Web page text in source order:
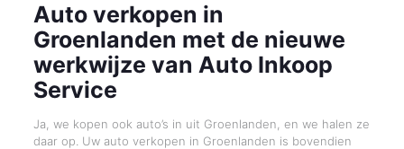
Auto verkopen in
Groenlanden met de nieuwe
werkwijze van Auto Inkoop
Service
Ja, we kopen ook auto’s in uit Groenlanden, en we halen ze
daar op. Uw auto verkopen in Groenlanden is bovendien